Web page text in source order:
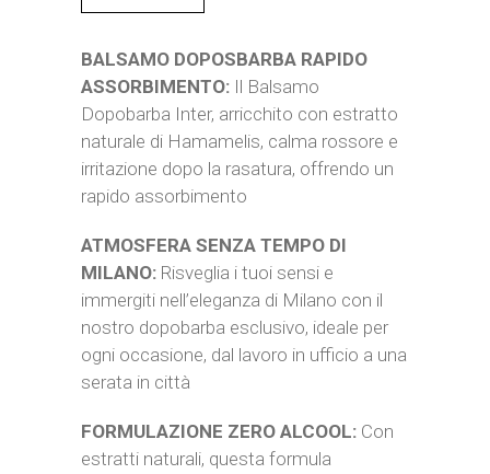
BALSAMO DOPOSBARBA RAPIDO
ASSORBIMENTO: Il Balsamo
Dopobarba Inter, arricchito con estratto
naturale di Hamamelis, calma rossore e
irritazione dopo la rasatura, offrendo un
rapido assorbimento
ATMOSFERA SENZA TEMPO DI
MILANO: Risveglia i tuoi sensi e
immergiti nell’eleganza di Milano con il
nostro dopobarba esclusivo, ideale per
ogni occasione, dal lavoro in ufficio a una
serata in città
FORMULAZIONE ZERO ALCOOL: Con
estratti naturali, questa formula